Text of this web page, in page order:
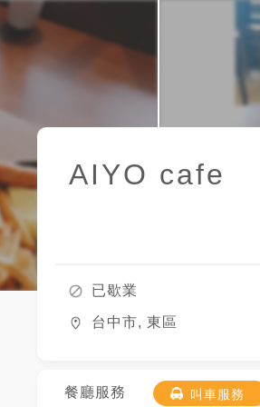
AIYO cafe
已歇業
台中市, 東區
餐廳服務 叫車服務